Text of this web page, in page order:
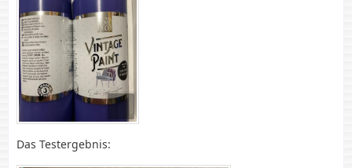
Das Testergebnis: